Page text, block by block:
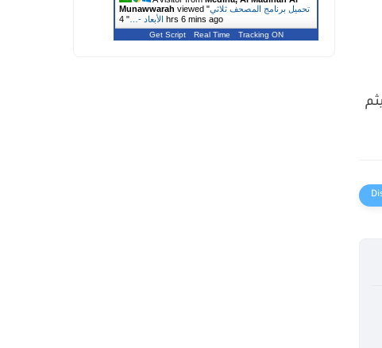
Munawwarah viewed "تحميل برنامج المصحف ثلاثي
الأبعاد -… " 4 hrs 6 mins ago
Get Script Real Time Tracking ON